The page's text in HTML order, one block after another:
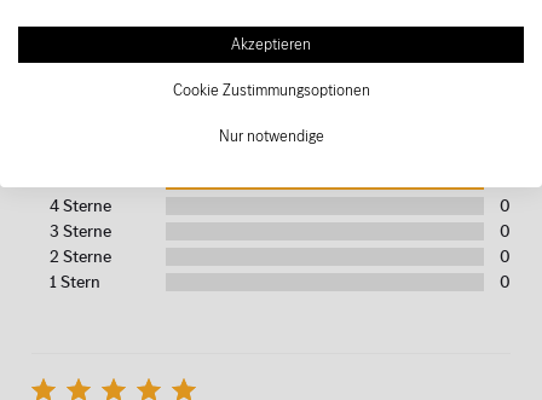
Geldbeutel Cognac Leder Original
Mercedes-Benz
2 Kundenbewertungen
4 Sterne
0
3 Sterne
0
2 Sterne
0
1 Stern
0
Akzeptieren
Cookie Zustimmungsoptionen
Nur notwendige